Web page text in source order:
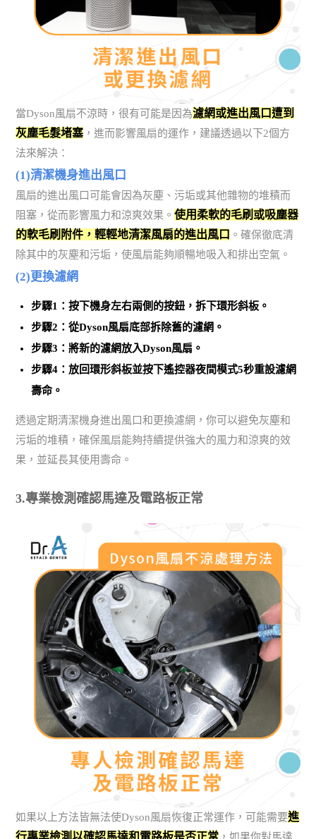
當Dyson風扇不涼時，很有可能是因為濾網或進出風口遭到
灰塵毛髮堵塞 ，進而影響風扇的運作，建議透過以下2個方
法來解決：
(1)清潔機身進出風口
風扇的進出風口可能會因為灰塵、污垢或其他雜物的堆積而
阻塞，從而影響風力和涼爽效果。使用柔軟的毛刷或吸塵器
的軟毛刷附件，輕輕地清潔風扇的進出風口 。確保徹底清
除其中的灰塵和污垢，使風扇能夠順暢地吸入和排出空氣。
(2)更換濾網
步驟1：按下機身左右兩側的按鈕，拆下環形斜板。
步驟2：從Dyson風扇底部拆除舊的濾網。
步驟3：將新的濾網放入Dyson風扇。
步驟4：放回環形斜板並按下遙控器夜間模式5秒重設濾網
壽命。
透過定期清潔機身進出風口和更換濾網，你可以避免灰塵和
污垢的堆積，確保風扇能夠持續提供強大的風力和涼爽的效
果，並延長其使用壽命。
3.專業檢測確認馬達及電路板正常
如果以上方法皆無法使Dyson風扇恢復正常運作，可能需要進
行專業檢測以確認馬達和電路板是否正常